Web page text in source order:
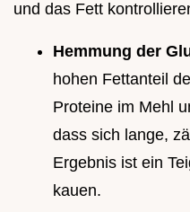
und das Fett
Hemmung der
hohen Fettanteil
Proteine im Mehl
dass sich lange,
Ergebnis ist ein
kauen.